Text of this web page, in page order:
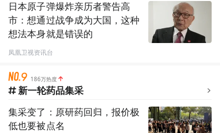
日本原子弹爆炸亲历者警告高
市：想通过战争成为大国，这种
想法本身就是错误的
凤凰卫视资讯台
186万热度
新一轮药品集采
集采变了：原研药回归，报价极
低也要被点名